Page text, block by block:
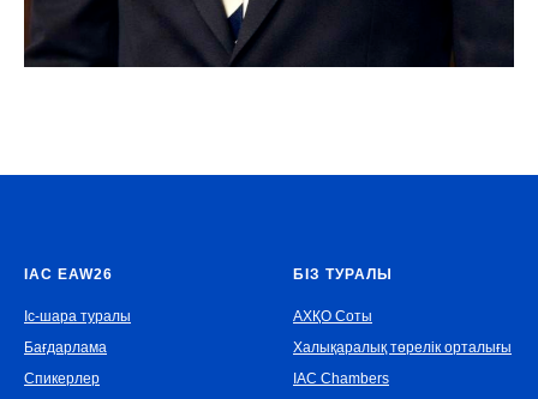
IAC EAW26
Іс-шара туралы
Бағдарлама
Спикерлер
БІЗ ТУРАЛЫ
АХҚО Соты
Халықаралық төрелік орталығы
IAC Chambers